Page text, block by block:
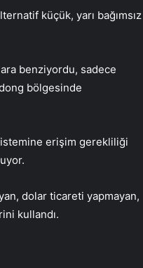
küçük, yarı bağımsız
benziyordu, sadece
bölgesinde
erişim gerekliliği
dolar ticareti yapmayan,
kullandı.